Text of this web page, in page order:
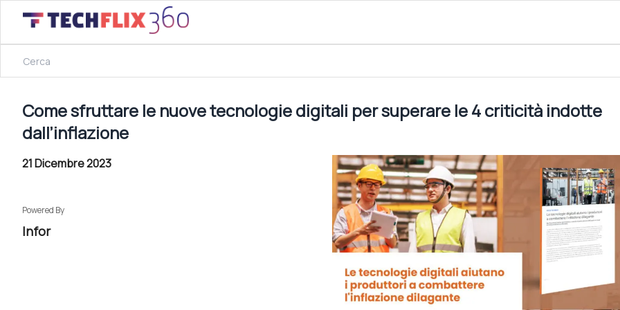
Come sfruttare le nuove tecnologie digitali per superare le 4 criticità indotte dall’inflazione
Come sfruttare le nuove tecnologie digitali per superare le 4 criticità indotte
dall’inflazione
21 Dicembre 2023
Powered By
Infor